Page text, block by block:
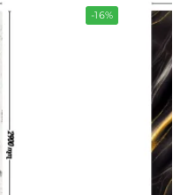
-16%